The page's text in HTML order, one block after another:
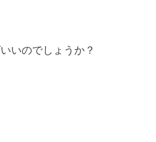
いのでしょうか？